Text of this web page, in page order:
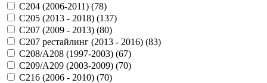
C204 (2006-2011) (78)
C205 (2013 - 2018) (137)
C207 (2009 - 2013) (80)
C207 рестайлинг (2013 - 2016) (83)
C208/A208 (1997-2003) (67)
C209/A209 (2003-2009) (70)
C216 (2006 - 2010) (70)